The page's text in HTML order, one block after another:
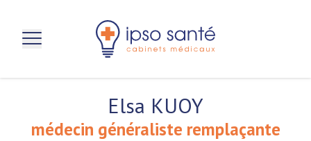
Elsa KUOY
médecin généraliste remplaçante